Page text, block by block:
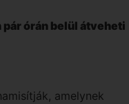
órán belül átveheti
amelynek